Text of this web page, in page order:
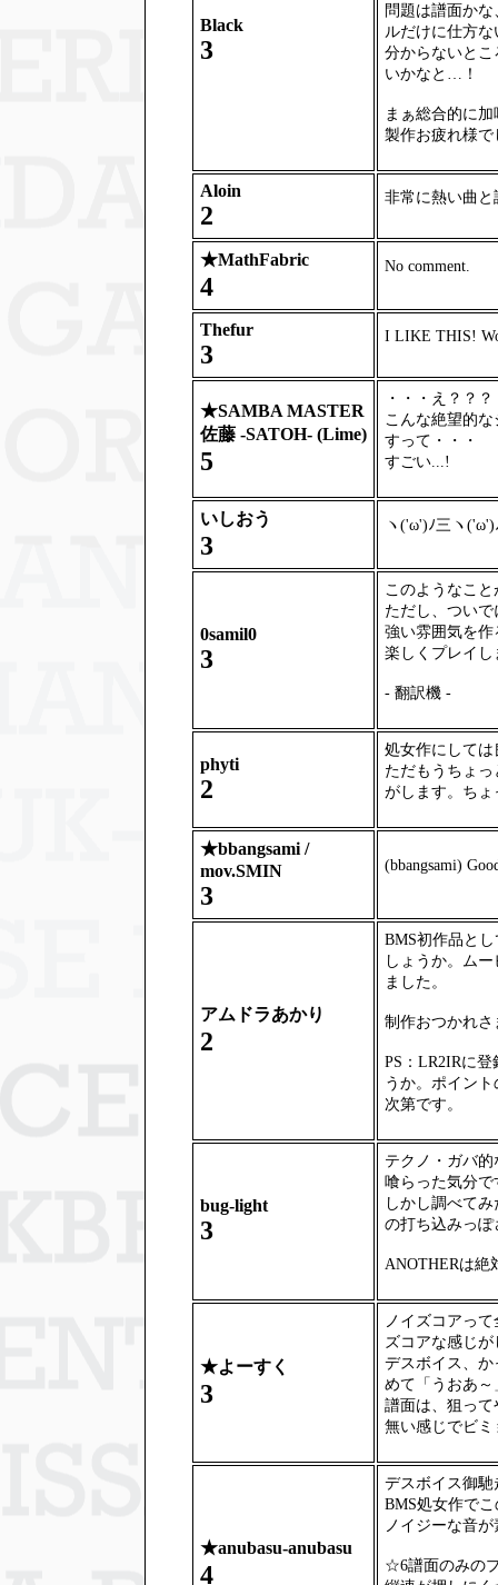
Black
3
問題は譜面か
ルだけに仕方
分からないと
いかなと…！
まぁ総合的に
製作お疲れ様で
Aloin
2
非常に熱い曲と
★MathFabric
4
No comment.
Thefur
3
I LIKE THIS!
★SAMBA MASTER
佐藤 -SATOH- (Lime)
5
・・・え？？？
こんな絶望的
すって・・・
すごい...!
いしおう
3
ヽ('ω')ﾉ三ヽ('ω')
0samil0
3
このようなこ
ただし、つい
強い雰囲気を
楽しくプレイし
- 翻訳機 -
phyti
2
処女作にして
ただもうちょ
がします。ち
★bbangsami /
mov.SMIN
3
(bbangsami)
アムドラあかり
2
BMS初作品と
しょうか。ム
ました。
制作おつかれさ
PS：LR2IRに
うか。ポイン
次第です。
bug-light
3
テクノ・ガバ
喰らった気分で
しかし調べて
の打ち込みっ
ANOTHERは絶
★よーすく
3
ノイズコアっ
ズコアな感じ
デスボイス、
めて「うおあ
譜面は、狙っ
無い感じでビ
★anubasu-anubasu
4
デスボイス御
BMS処女作で
ノイジーな音
☆6譜面のみの